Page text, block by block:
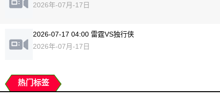
2026年-07月-17日
2026-07-17 04:00 雷霆VS独行侠
2026年-07月-17日
热门标签